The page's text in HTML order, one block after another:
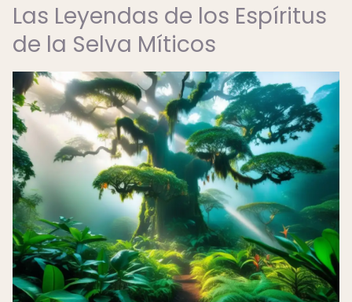
Las Leyendas de los Espíritus
de la Selva Míticos